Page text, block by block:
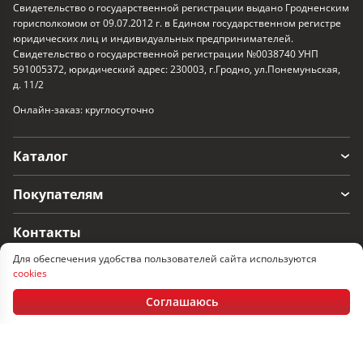
Для обеспечения удобства пользователей сайта используются
cookies
Соглашаюсь
Свидетельство о государственной регистрации выдано Гродненским
горисполкомом от 09.07.2012 г. в Едином государственном регистре
юридических лиц и индивидуальных предпринимателей.
Свидетельство о государственной регистрации №0038740 УНП
591005372, юридический адрес: 230003, г.Гродно, ул.Понемуньская,
д. 11/2
Онлайн-заказ: круглосуточно
Каталог
Покупателям
Контакты
г. Гродно, ул. Понемуньская 11/2
Пн-Пт: 08:30 - 17.30, Сб-Вс: выходные
+375 152 60-33-17